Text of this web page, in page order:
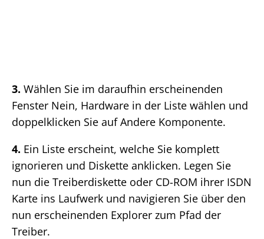
3. Wählen Sie im daraufhin erscheinenden
Fenster Nein, Hardware in der Liste wählen und
doppelklicken Sie auf Andere Komponente.
4. Ein Liste erscheint, welche Sie komplett
ignorieren und Diskette anklicken. Legen Sie
nun die Treiberdiskette oder CD-ROM ihrer ISDN
Karte ins Laufwerk und navigieren Sie über den
nun erscheinenden Explorer zum Pfad der
Treiber.